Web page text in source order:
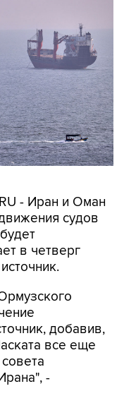
- Иран и Оман
судов
в четверг
добавив,
все еще
-